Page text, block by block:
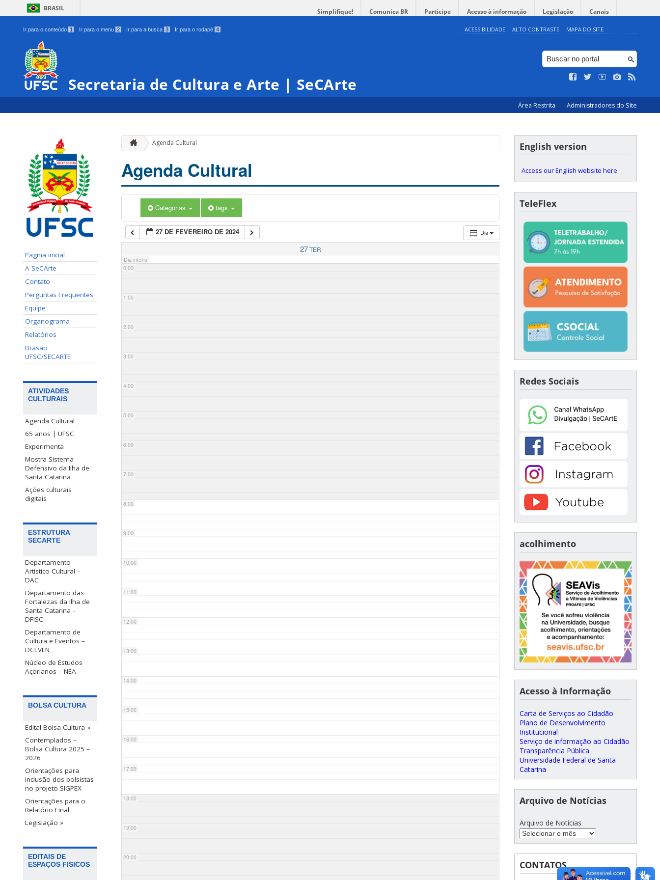
BRASIL Simplifique! Comunica BR Participe Acesso à informação Legislação Canais
Ir para o conteúdo 1 Ir para o menu 2 Ir para a busca 3 Ir para o rodapé 4 ACESSIBILIDADE ALTO CONTRASTE MAPA DO SITE
Secretaria de Cultura e Arte | SeCArte
Área Restrita Administradores do Site
Pagina inicial
A SeCArte
Contato
Perguntas Frequentes
Equipe
Organograma
Relatórios
Brasão
UFSC/SECARTE
ATIVIDADES
CULTURAIS
Agenda Cultural
65 anos | UFSC
Experimenta
Mostra Sistema
Defensivo da Ilha de
Santa Catarina
Ações culturais
digitais
ESTRUTURA
SECARTE
Departamento
Artístico Cultural –
DAC
Departamento das
Fortalezas da Ilha de
Santa Catarina –
DFISC
Departamento de
Cultura e Eventos –
DCEVEN
Núcleo de Estudos
Açorianos – NEA
BOLSA CULTURA
Edital Bolsa Cultura »
Contemplados –
Bolsa Cultura 2025 –
2026
Orientações para
inclusão dos bolsistas
no projeto SIGPEX
Orientações para o
Relatório Final
Legislação »
EDITAIS DE
ESPAÇOS FISICOS
Agenda Cultural
Agenda Cultural
Categorias tags
Dia
27 DE FEVEREIRO DE 2024
27 TER
Dia inteiro
0:00
1:00
2:00
3:00
4:00
5:00
6:00
7:00
8:00
9:00
10:00
11:00
12:00
13:00
14:00
15:00
16:00
17:00
18:00
19:00
20:00
English version
Access our English website here
TeleFlex
Redes Sociais
acolhimento
Acesso à Informação
Carta de Serviços ao Cidadão
Plano de Desenvolvimento
Institucional
Serviço de informação ao Cidadão
Transparência Pública
Universidade Federal de Santa
Catarina
Arquivo de Notícias
Arquivo de Notícias
CONTATOS